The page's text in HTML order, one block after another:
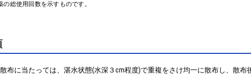
総使用回数を示すものです。
布に当たっては、湛水状態(水深３cm程度)で重複をさけ均一に散布し、散